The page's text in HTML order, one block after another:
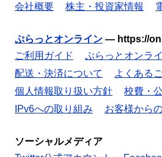
会社概要
株主・投資家情報
ぷらっとオンライン — https://
ご利用ガイド
ぷらっとオンラ
配送・決済について
よくある
個人情報取り扱い方針
校費・
IPv6への取り組み
お客様から
ソーシャルメディア